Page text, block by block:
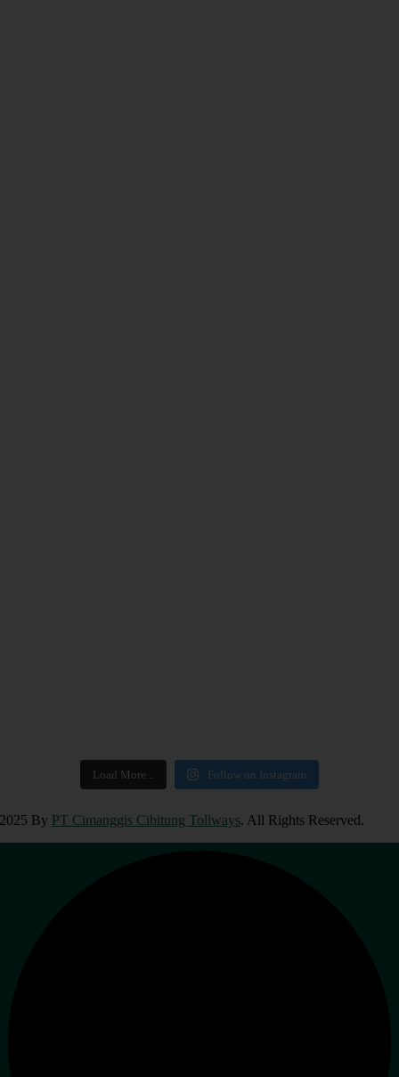
Load More... Follow on Instagram
By PT Cimanggis Cibitung Tollways. All Rights Reserved.